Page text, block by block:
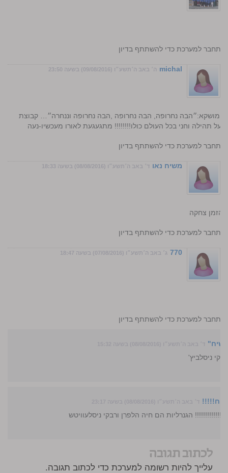
התחבר למערכת כדי להשתתף בדיון
michal ה׳ באב ה׳תשע״ו (09/08/2016) בשעה 23:50
מושקא:״הבה נחרופה, הבה נחרופה ,הבה נחרופה וננחרה״… קבוצת
אין על תהילה וחני בכל העולם כולו!!!!!!!! מתגעגעת לאורו מעכשיו-נעה
התחבר למערכת כדי להשתתף בדיון
משיח נאו ד׳ באב ה׳תשע״ו (08/08/2016) בשעה 18:33
הזמן צחקה
התחבר למערכת כדי להשתתף בדיון
770 ג׳ באב ה׳תשע״ו (07/08/2016) בשעה 18:47
התחבר למערכת כדי להשתתף בדיון
ניסלביץ'
הגנרליות הם חיה הלפרן ורבקי ניסלעוויטש
לכתוב תגובה
עלייך להיות רשומה למערכת כדי לכתוב תגובה.